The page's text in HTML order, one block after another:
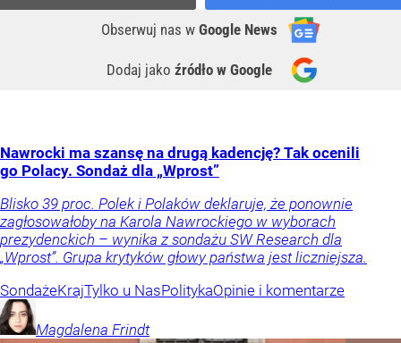
Obserwuj nas w Google News
Dodaj jako źródło w Google
Nawrocki ma szansę na drugą kadencję? Tak ocenili
go Polacy. Sondaż dla „Wprost”
Blisko 39 proc. Polek i Polaków deklaruje, że ponownie
zagłosowałoby na Karola Nawrockiego w wyborach
prezydenckich – wynika z sondażu SW Research dla
„Wprost”. Grupa krytyków głowy państwa jest liczniejsza.
SondażeKrajTylko u NasPolitykaOpinie i komentarze
Magdalena Frindt